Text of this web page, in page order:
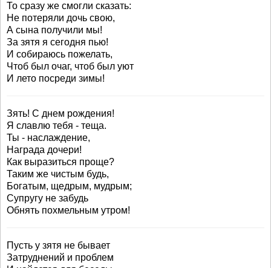
То сразу же смогли сказать:
Не потеряли дочь свою,
А сына получили мы!
За зятя я сегодня пью!
И собираюсь пожелать,
Чтоб был очаг, чтоб был уют
И лето посреди зимы!
Зять! С днем рождения!
Я славлю тебя - теща.
Ты - наслаждение,
Награда дочери!
Как выразиться проще?
Таким же чистым будь,
Богатым, щедрым, мудрым;
Супругу не забудь
Обнять похмельным утром!
Пусть у зятя не бывает
Затруднений и проблем